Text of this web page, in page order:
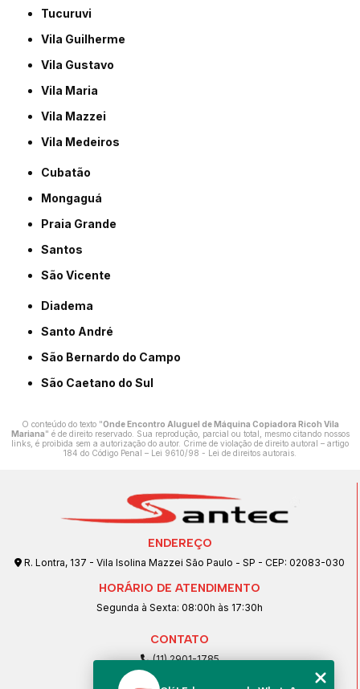
Tucuruvi
Vila Guilherme
Vila Gustavo
Vila Maria
Vila Mazzei
Vila Medeiros
Cubatão
Mongaguá
Praia Grande
Santos
São Vicente
Diadema
Santo André
São Bernardo do Campo
São Caetano do Sul
O conteúdo do texto "Onde Encontro Aluguel de Máquina Copiadora Ricoh Vila
Mariana" é de direito reservado. Sua reprodução, parcial ou total, mesmo citando nossos
links, é proibida sem a autorização do autor. Crime de violação de direito autoral – artigo
184 do Código Penal – Lei 9610/98 - Lei de direitos autorais
ENDEREÇO
R. Lontra, 137 - Vila Isolina Mazzei São Paulo - SP - CEP: 02083-030
HORÁRIO DE ATENDIMENTO
Segunda à Sexta: 08:00h às 17:30h
CONTATO
(11) 2901-1785
(11) 99239-1832